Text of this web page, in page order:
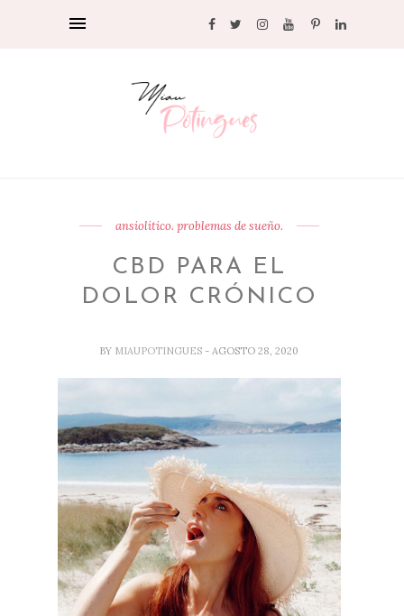
ansiolítico. problemas de sueño.
CBD PARA EL
DOLOR CRÓNICO
BY MIAUPOTINGUES - AGOSTO 28, 2020